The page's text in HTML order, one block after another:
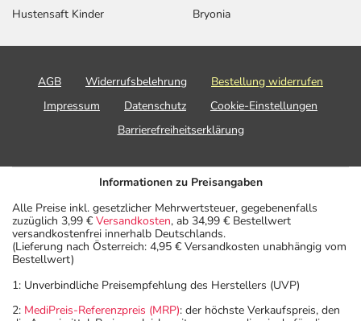
Hustensaft Kinder
Bryonia
AGB Widerrufsbelehrung
Bestellung widerrufen
Impressum
Datenschutz
Cookie-Einstellungen
Barrierefreiheitserklärung
Informationen zu Preisangaben
Alle Preise inkl. gesetzlicher Mehrwertsteuer, gegebenenfalls
zuzüglich 3,99 € Versandkosten, ab 34,99 € Bestellwert
versandkostenfrei innerhalb Deutschlands.
(Lieferung nach Österreich: 4,95 € Versandkosten unabhängig vom
Bestellwert)
1: Unverbindliche Preisempfehlung des Herstellers (UVP)
2: MediPreis-Referenzpreis (MRP): der höchste Verkaufspreis, den